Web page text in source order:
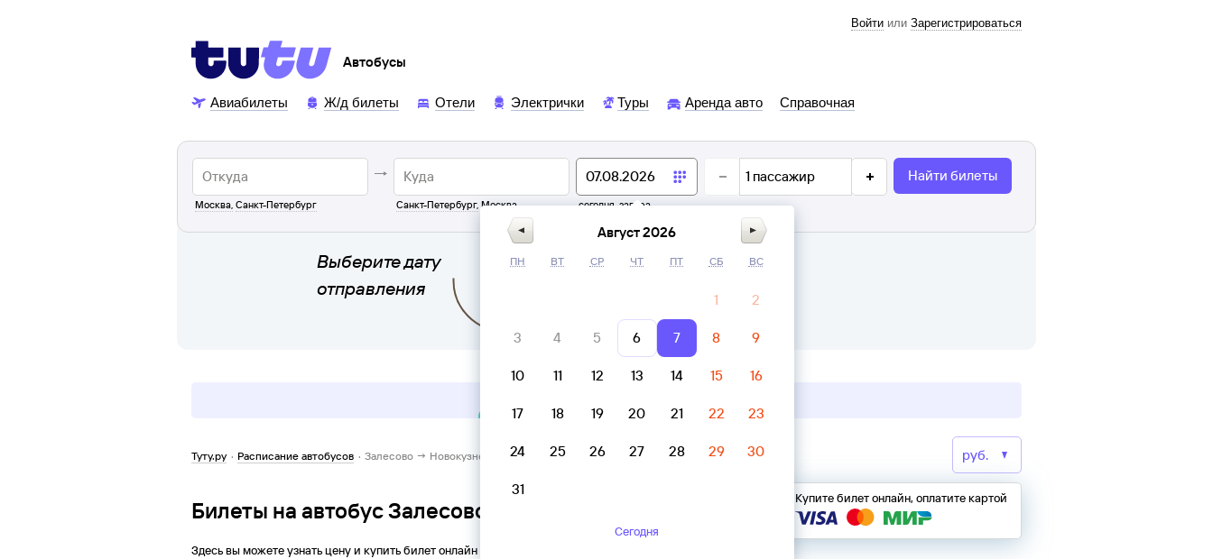
Войти или Зарегистрироваться
Автобусы
Авиабилеты Ж/д билеты Отели Электрички Туры Аренда авто Справочная
Москва, Санкт-Петербург Санкт-Петербург, Москва сегодня, завтра
1 пассажир Найти билеты
Выберите дату
отправления
Туту.ру · Расписание автобусов · Залесово → Новокузнецк
Билеты на автобус Залесово → Новокузнецк
Здесь вы можете узнать цену и купить билет онлайн на автобус из
Купите билет онлайн, оплатите картой
Август 2026
ПН ВТ СР ЧТ ПТ СБ ВС
1 2
3 4 5 6 7 8 9
10 11 12 13 14 15 16
17 18 19 20 21 22 23
24 25 26 27 28 29 30
31
Сегодня